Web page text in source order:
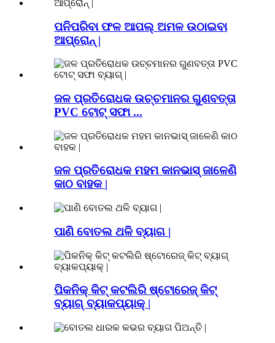
ପନିପରିବା ଫଳ ଆପଲ୍ ଅମଳ ଉଠାଇବା
ଆପ୍ରୋନ୍ |
ଜଳ ପ୍ରତିରୋଧକ ଉଚ୍ଚମାନର ଗୁଣବତ୍ତା
PVC ଟୋଟ୍ ସଫା ...
ଜଳ ପ୍ରତିରୋଧକ ମହମ କାନଭାସ୍ ଜାଳେଣି
କାଠ ବାହକ |
ପାଣି ବୋତଲ ଥଳି ବ୍ୟାଗ |
ପିକନିକ୍ କିଟ୍ କଟଲିରି ଷ୍ଟୋରେଜ୍ କିଟ୍
ବ୍ୟାଗ୍ ବ୍ୟାକପ୍ୟାକ୍ |